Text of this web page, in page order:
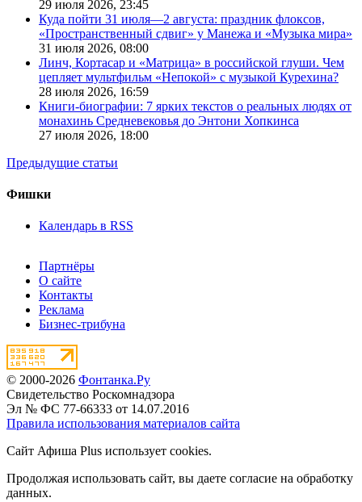
29 июля 2026, 23:45
Куда пойти 31 июля—2 августа: праздник флоксов,
«Пространственный сдвиг» у Манежа и «Музыка мира»
31 июля 2026, 08:00
Линч, Кортасар и «Матрица» в российской глуши. Чем
цепляет мультфильм «Непокой» с музыкой Курехина?
28 июля 2026, 16:59
Книги-биографии: 7 ярких текстов о реальных людях от
монахинь Средневековья до Энтони Хопкинса
27 июля 2026, 18:00
Предыдущие статьи
Фишки
Календарь в RSS
Партнёры
О сайте
Контакты
Реклама
Бизнес-трибуна
© 2000-2026 Фонтанка.Ру
Свидетельство Роскомнадзора
Эл № ФС 77-66333 от 14.07.2016
Правила использования материалов сайта
Сайт Афиша Plus использует cookies.
Продолжая использовать сайт, вы даете согласие на обработку
данных.